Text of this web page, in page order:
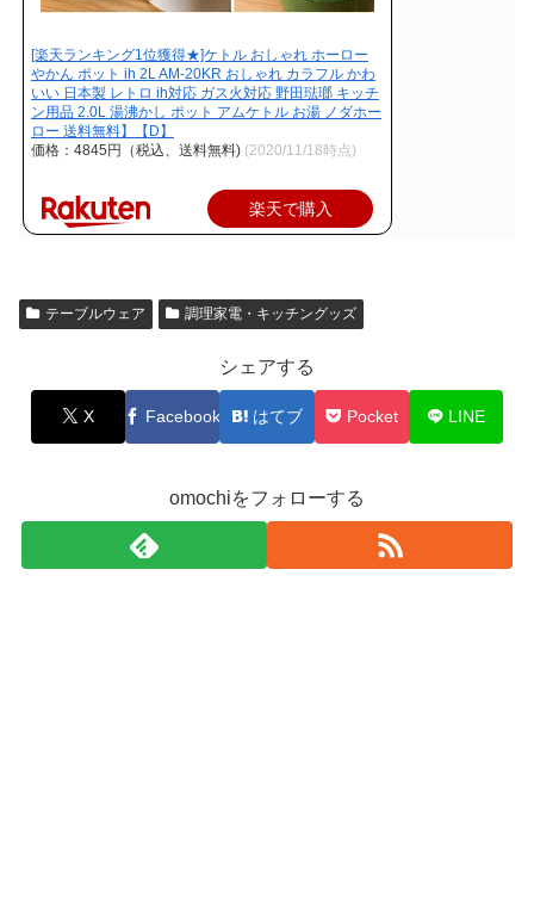
[楽天ランキング1位獲得★]ケトル おしゃれ ホーロー
やかん ポット ih 2L AM-20KR おしゃれ カラフル かわ
いい 日本製 レトロ ih対応 ガス火対応 野田琺瑯 キッチ
ン用品 2.0L 湯沸かし ポット アムケトル お湯 ノダホー
ロー 送料無料】【D】
価格：4845円（税込、送料無料) (2020/11/18時点)
楽天で購入
テーブルウェア 調理家電・キッチングッズ
シェアする
X Facebook はてブ Pocket LINE
omochiをフォローする